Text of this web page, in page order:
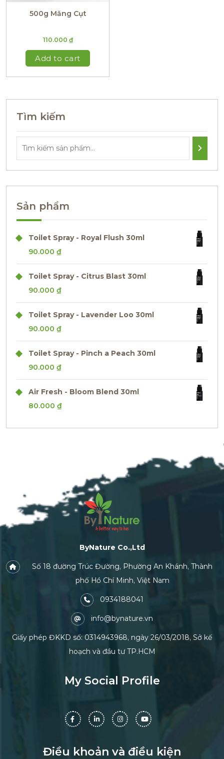
500g Măng Cụt
110.000 ₫
Add to cart
Tìm kiếm
Sản phẩm
Toilet Spray - Royal Flush 30ml
90.000 ₫
Toilet Spray - Citrus Blast 30ml
90.000 ₫
Toilet Spray - Lavender Loo 30ml
90.000 ₫
Toilet Spray - Pinch a Peach 30ml
90.000 ₫
Air Fresh - Bloom Blend 30ml
80.000 ₫
ByNature Co.,Ltd
Số 18 đường Trúc Đường, Phường An Khánh, Thành
phố Hồ Chí Minh, Việt Nam
0934188041
info@bynature.vn
Giấy phép ĐKKD số: 0314943968, ngày 26/03/2018, Sở kế
hoạch và đầu tư TP.HCM
My Social Profile
Điều khoản và điều kiện